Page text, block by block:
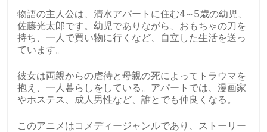
物語の主人公は、清水アパートに住む4～5歳の幼児、
佐藤光太郎です。幼児でありながら、おもちゃの刀を
持ち、一人で買い物に行くなど、自立した生活を送っ
ています。
彼女は両親からの虐待と母親の死によってトラウマを
抱え、一人暮らしをしている。アパートでは、漫画家
やホステス、成人男性など、誰とでも仲良くなる。
このアニメはコメディージャンルであり、ストーリー